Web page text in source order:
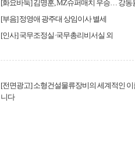
[화요바둑] 김명훈, MZ슈퍼매치 우승… 강동
[부음] 정영애 광주대 상임이사 별세
[인사] 국무조정실·국무총리비서실 외
[전면광고] 소형건설물류장비의 세계적인
니다